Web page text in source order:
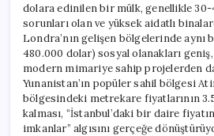
dolara edinilen bir mülk, genellikle 30-
sorunları olan ve yüksek aidatlı
Londra’nın gelişen bölgelerinde aynı
480.000 dolar) sosyal olanakları
modern mimariye sahip projelerden
Yunanistan’ın popüler sahil bölgesi
bölgesindeki metrekare fiyatlarının
kalması, “İstanbul’daki bir daire
imkanlar” algısını gerçeğe